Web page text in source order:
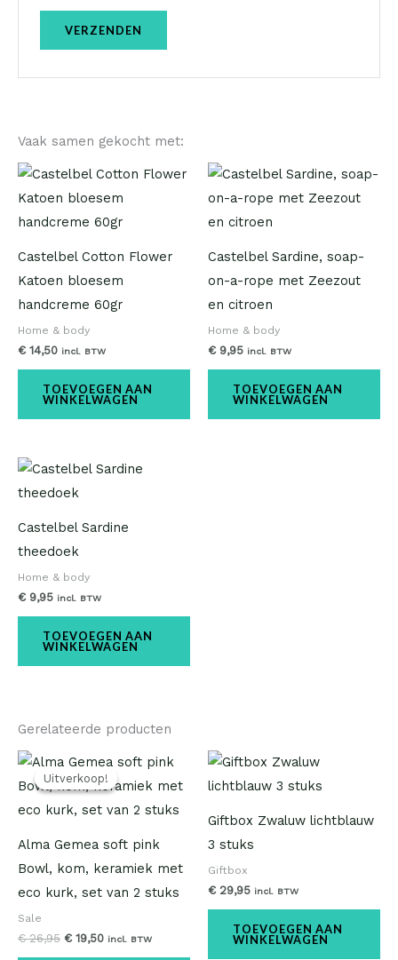
Vaak samen gekocht met:
Castelbel Cotton Flower
Katoen bloesem
handcreme 60gr
Home & body
€14,50 incl. BTW
TOEVOEGEN AAN
WINKELWAGEN
Castelbel Sardine, soap-
on-a-rope met Zeezout
en citroen
Home & body
€9,95 incl. BTW
TOEVOEGEN AAN
WINKELWAGEN
Castelbel Sardine
theedoek
Home & body
€9,95 incl. BTW
TOEVOEGEN AAN
WINKELWAGEN
Gerelateerde producten
Uitverkoop!
Uitverkoop!
Alma Gemea soft pink
Bowl, kom, keramiek met
eco kurk, set van 2 stuks
Sale
€26,95
Oorspronkelijke
prijs
was:
€ 26,95.
€19,50
Huidige
prijs
is:
incl. BTW
Giftbox Zwaluw lichtblauw
3 stuks
Giftbox
€29,95 incl. BTW
TOEVOEGEN AAN
WINKELWAGEN